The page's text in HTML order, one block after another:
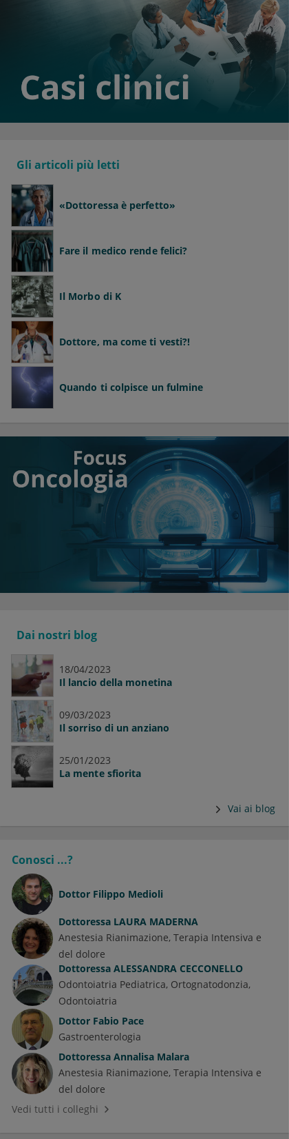
Gli articoli più letti
«Dottoressa è perfetto»
Fare il medico rende felici?
Il Morbo di K
Dottore, ma come ti vesti?!
Quando ti colpisce un fulmine
Dai nostri blog
18/04/2023
Il lancio della monetina
09/03/2023
Il sorriso di un anziano
25/01/2023
La mente sfiorita
Vai ai blog
Conosci ...?
Dottor Filippo Medioli
Dottoressa LAURA MADERNA
Anestesia Rianimazione, Terapia Intensiva e
del dolore
Dottoressa ALESSANDRA CECCONELLO
Odontoiatria Pediatrica Ortognatodonzia
Odontoiatria
Dottor Fabio Pace
Gastroenterologia
Dottoressa Annalisa Malara
Anestesia Rianimazione, Terapia Intensiva e
del dolore
Vedi tutti i colleghi